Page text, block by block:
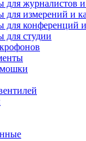
журналистов и
измерений и
конференций
студии